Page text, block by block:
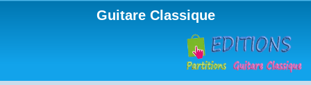
Guitare Classique